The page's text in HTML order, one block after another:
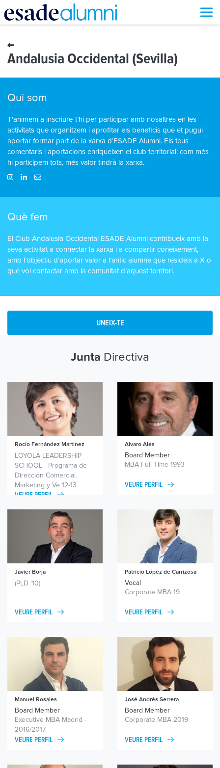
contingut
Andalusia Occidental (Sevilla)
Qui som
T'animem a inscriure-t’hi per participar amb nosaltres en les
activitats que organitzem i aprofitar els beneficis que et pugui
aportar formar part de la xarxa d’ESADE Alumni. Els teus
comentaris i aportacions enriqueixen el club territorial: com més
hi participem tots, més valor tindrà la xarxa.
Què fem
El Club Andalusia Occidental ESADE Alumni contribueix amb la
seva activitat a connectar la xarxa i a compartir coneixement,
amb l’objectiu d’aportar valor a l’antic alumne que resideix a X o
que vol contactar amb la comunitat d’aquest territori.
UNEIX-TE
Junta Directiva
Rocío Fernández Martínez
Presidenta
LOYOLA LEADERSHIP
SCHOOL - Programa de
Dirección Comercial.
Marketing y Ve 12-13
VEURE PERFIL
Alvaro Alés
Board Member
MBA Full Time 1993
VEURE PERFIL
Javier Borja
(PLD '10)
VEURE PERFIL
Patricio López de Carrizosa
Vocal
Corporate MBA 19
VEURE PERFIL
Manuel Rosales
Board Member
Executive MBA Madrid -
2016/2017
VEURE PERFIL
José Andrés Serrera
Board Member
Corporate MBA 2019
VEURE PERFIL